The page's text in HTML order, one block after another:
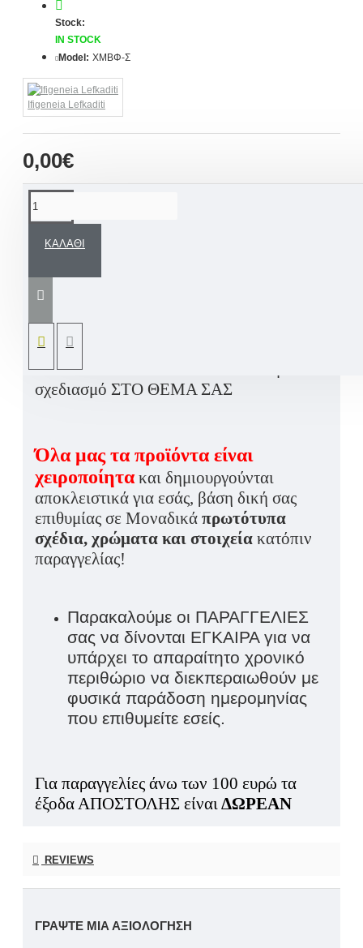
0,00€
Stock:
IN STOCK
Model: ΧΜΒΦ-Σ
Ifigeneia Lefkaditi
ΚΑΛΆΘΙ
ξύλινη φιγούρα μπρελόκ στρουμφάκι.
ΣΥΝΔΥΑΣΤΕ...
ΧΕΙΡΟΠΟΙΗΤΟ ΣΕΤ ΒΑΠΤΙΣΗΣ με
σχεδιασμό ΣΤΟ ΘΕΜΑ ΣΑΣ
Όλα μας τα προϊόντα είναι
χειροποίητακαι δημιουργούνται
αποκλειστικά για εσάς, βάση δική σας
επιθυμίας σε Μοναδικά πρωτότυπα
σχέδια, χρώματα και στοιχεία κατόπιν
παραγγελίας!
Παρακαλούμε οι ΠΑΡΑΓΓΕΛΙΕΣ
σας να δίνονται ΕΓΚΑΙΡΑ για να
υπάρχει το απαραίτητο χρονικό
περιθώριο να διεκπεραιωθούν με
φυσικά παράδοση ημερομηνίας
που επιθυμείτε εσείς.
Για παραγγελίες άνω των 100 ευρώ τα
έξοδα ΑΠΟΣΤΟΛΗΣ είναιΔΩΡΕΑΝ
REVIEWS
ΓΡΆΨΤΕ ΜΙΑ ΑΞΙΟΛΌΓΗΣΗ